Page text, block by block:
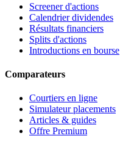
Screener d'actions
Calendrier dividendes
Résultats financiers
Splits d'actions
Introductions en bourse
Comparateurs
Courtiers en ligne
Simulateur placements
Articles & guides
Offre Premium